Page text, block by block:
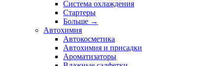
Система охлаждения
Стартеры
Больше →
Автохимия
Автокосметика
Автохимия и присадки
Ароматизаторы